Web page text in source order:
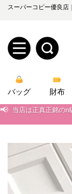
スーパーコピー優良店
規
ユ
ー
ロ
グ
バッグ 財布
📢 当店は正真正銘の
📢 当店は正真正銘のn
2026春の新作続